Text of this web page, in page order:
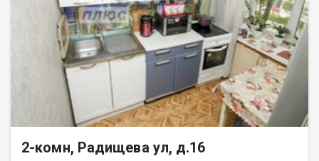
2-комн, Радищева ул, д.16